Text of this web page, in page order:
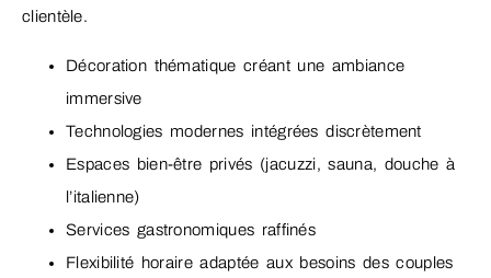
clientèle.
Décoration thématique créant une ambiance
immersive
Technologies modernes intégrées discrètement
Espaces bien-être privés (jacuzzi, sauna, douche à
l’italienne)
Services gastronomiques raffinés
Flexibilité horaire adaptée aux besoins des couples